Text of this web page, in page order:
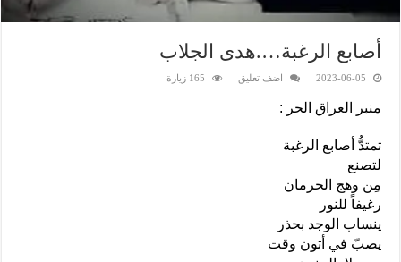
أصابع الرغبة….هدى الجلاب
2023-06-05 اضف تعليق 165 زيارة
منبر العراق الحر :
تمتدُّ أصابع الرغبة
لتصنع
مِن وهج الحرمان
رغيفاً للنور
ينساب الوجد بحذر
يصبّ في أتون وقت